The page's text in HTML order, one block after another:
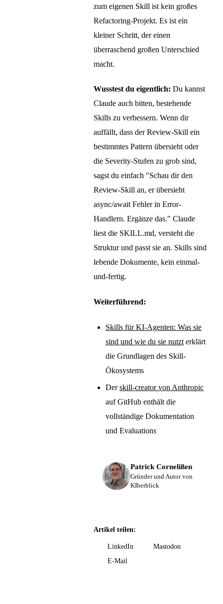
zum eigenen Skill ist kein großes
Refactoring-Projekt. Es ist ein
kleiner Schritt, der einen
überraschend großen Unterschied
macht.
Wusstest du eigentlich: Du kannst
Claude auch bitten, bestehende
Skills zu verbessern. Wenn dir
auffällt, dass der Review-Skill ein
bestimmtes Pattern übersieht oder
die Severity-Stufen zu grob sind,
sagst du einfach "Schau dir den
Review-Skill an, er übersieht
async/await Fehler in Error-
Handlern. Ergänze das." Claude
liest die SKILL.md, versteht die
Struktur und passt sie an. Skills sind
lebende Dokumente, kein einmal-
und-fertig.
Weiterführend:
Skills für KI-Agenten: Was sie
sind und wie du sie nutzt erklärt
die Grundlagen des Skill-
Ökosystems
Derskill-creator von Anthropic
auf GitHub enthält die
vollständige Dokumentation
und Evaluations
Patrick Cornelißen
Gründer und Autor von
KIberblick
Artikel teilen:
LinkedIn
Mastodon
E-Mail